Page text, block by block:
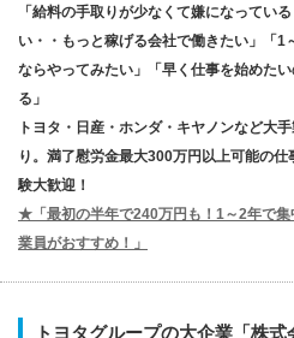
「給料の手取りが少なくて嫌になってい
い・・もっと稼げる会社で働きたい」「1
ならやってみたい」「早く仕事を始めた
る」
トヨタ・日産・ホンダ・キヤノンなど大
り。満了慰労金最大300万円以上可能の
験大歓迎！
★「最初の半年で240万円も！1～2年で
業員がおすすめ！」
トヨタグループの大企業「株